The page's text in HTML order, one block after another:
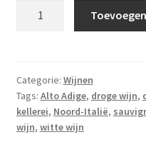
2024
-
Alto
Adige
Categorie: Wijnen
Tags: Alto Adige, droge wijn,
kellerei, Noord-Italië,
wijn, witte wijn